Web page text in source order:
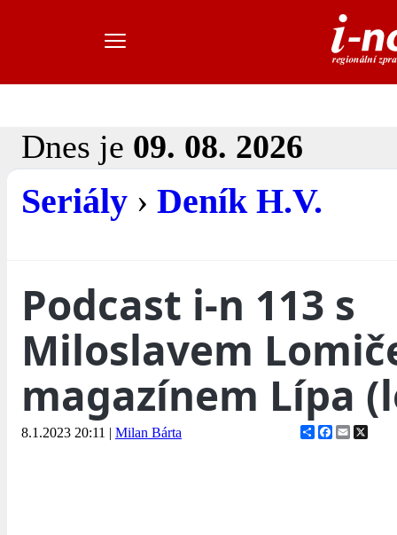
Dnes je 09. 08. 2026
Seriály › Deník H.V.
Podcast i-n 113 s
Miloslavem
magazínem Lípa
8.1.2023 20:11 | Milan Bárta ShareFacebook
Email